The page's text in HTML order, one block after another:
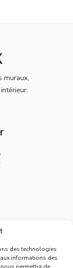
des technologies
informations des
muraux,